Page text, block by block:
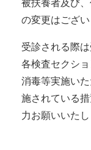
の変更はござい
受診される際
各検査セクシ
消毒等実施い
施されている
力お願いいたし